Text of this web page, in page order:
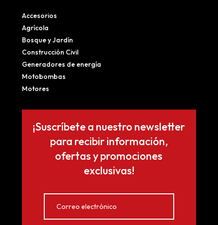
Accesorios
Agrícola
Bosque y Jardín
Construcción Civil
Generadores de energía
Motobombas
Motores
¡Suscríbete a nuestro newsletter
para recibir información,
ofertas y promociones
exclusivas!